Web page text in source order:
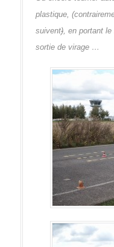
plastique,
suivent), en portant le
sortie de virage …